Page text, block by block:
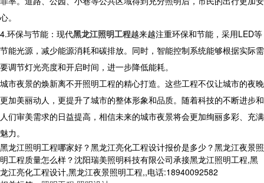
心。
4.环保与节能：现代黑龙江照明工程越来越注重环保和节能，采用LED等
节能光源，减少能源消耗和碳排放。同时，智能控制系统能够根据实际需
要调节灯光亮度和开启时间，进一步降低能耗。
城市夜景的焕新离不开照明工程的精心打造。这些工程不仅让城市的夜晚
更加美丽动人，更提升了城市的整体形象和品质。随着科技的不断进步和
人们审美需求的日益提高，相信未来的城市夜景将会更加绚丽多彩、充满
魅力。
黑龙江照明工程哪家好？黑龙江亮化工程设计报价是多少？黑龙江夜景照
明工程质量怎么样？沈阳瑞美照明科技有限公司承接黑龙江照明工程,黑
龙江亮化工程设计,黑龙江夜景照明工程,,电话:18940092582